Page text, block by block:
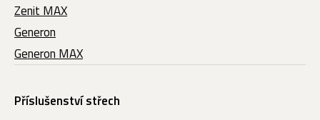
Zenit MAX
Generon
Generon MAX
Příslušenství střech